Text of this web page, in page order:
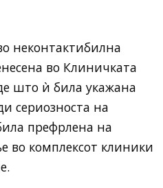
неконтактибилна
во Клиничката
што ѝ била укажана
сериозноста на
префрлена на
во комплексот клиники